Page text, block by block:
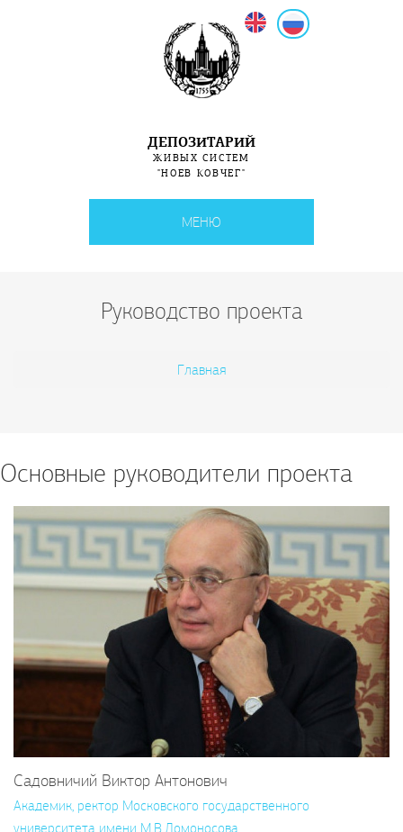
EnglishРусский
ДЕПОЗИТАРИЙ
ЖИВЫХ СИСТЕМ
"НОЕВ КОВЧЕГ"
МЕНЮ
Руководство проекта
Главная
Основные руководители проекта
Садовничий Виктор Антонович
Академик, ректор Московского государственного
университета имени М.В.Ломоносова